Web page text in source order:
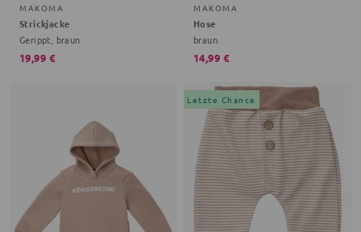
MAKOMA
Strickjacke
Gerippt, braun
19,99 €
MAKOMA
Hose
braun
14,99 €
Letzte Chance